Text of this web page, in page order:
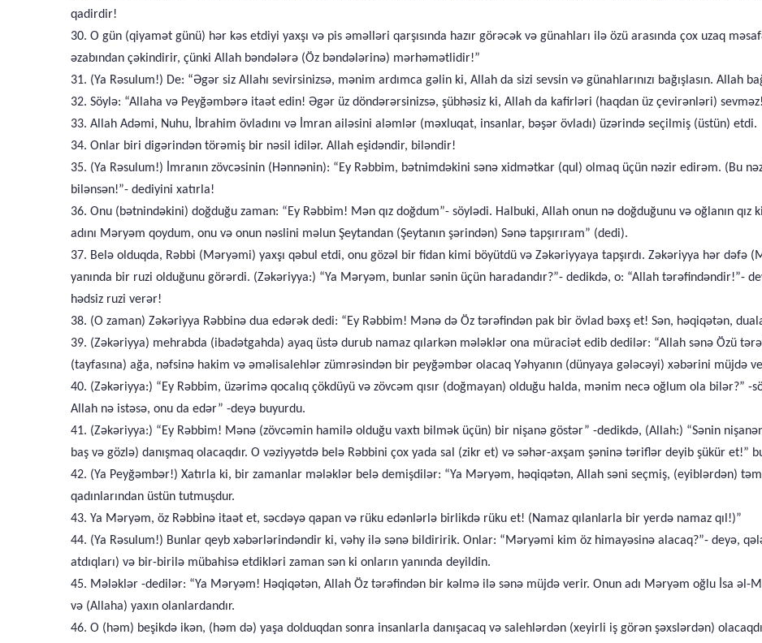
qadirdir!
30. O gün (qiyamət günü) hər kəs etdiyi yaxşı və pis əməlləri qarşısında hazır görəcək və günahları ilə özü arasında çox uzaq
əzabından çəkindirir, çünki Allah bəndələrə (Öz bəndələrinə) mərhəmətlidir!”
31. (Ya Rəsulum!) De: “Əgər siz Allahı sevirsinizsə, mənim ardımca gəlin ki, Allah da sizi sevsin və günahlarınızı bağışlasın. Allah
32. Söylə: “Allaha və Peyğəmbərə itaət edin! Əgər üz döndərərsinizsə, şübhəsiz ki, Allah da kafirləri (haqdan üz çevirənləri)
33. Allah Adəmi, Nuhu, İbrahim övladını və İmran ailəsini aləmlər (məxluqat, insanlar, bəşər övladı) üzərində seçilmiş (üstün) etdi.
34. Onlar biri digərindən törəmiş bir nəsil idilər. Allah eşidəndir, biləndir!
35. (Ya Rəsulum!) İmranın zövcəsinin (Hənnənin): “Ey Rəbbim, bətnimdəkini sənə xidmətkar (qul) olmaq üçün nəzir edirəm. (Bu
bilənsən!”- dediyini xatırla!
36. Onu (bətnindəkini) doğduğu zaman: “Ey Rəbbim! Mən qız doğdum”- söylədi. Halbuki, Allah onun nə doğduğunu və oğlanın qız
adını Məryəm qoydum, onu və onun nəslini məlun Şeytandan (Şeytanın şərindən) Sənə tapşırıram” (dedi).
37. Belə olduqda, Rəbbi (Məryəmi) yaxşı qəbul etdi, onu gözəl bir fidan kimi böyütdü və Zəkəriyyaya tapşırdı. Zəkəriyya hər
yanında bir ruzi olduğunu görərdi. (Zəkəriyya:) “Ya Məryəm, bunlar sənin üçün haradandır?”- dedikdə, o: “Allah tərəfindəndir!”-
hədsiz ruzi verər!
38. (O zaman) Zəkəriyya Rəbbinə dua edərək dedi: “Ey Rəbbim! Mənə də Öz tərəfindən pak bir övlad bəxş et! Sən, həqiqətən,
39. (Zəkəriyya) mehrabda (ibadətgahda) ayaq üstə durub namaz qılarkən mələklər ona müraciət edib dedilər: “Allah sənə Özü
(tayfasına) ağa, nəfsinə hakim və əməlisalehlər zümrəsindən bir peyğəmbər olacaq Yəhyanın (dünyaya gələcəyi) xəbərini müjdə
40. (Zəkəriyya:) “Ey Rəbbim, üzərimə qocalıq çökdüyü və zövcəm qısır (doğmayan) olduğu halda, mənim necə oğlum ola bilər?”
Allah nə istəsə, onu da edər” -deyə buyurdu.
41. (Zəkəriyya:) “Ey Rəbbim! Mənə (zövcəmin hamilə olduğu vaxtı bilmək üçün) bir nişanə göstər” -dedikdə, (Allah:) “Sənin
baş və gözlə) danışmaq olacaqdır. O vəziyyətdə belə Rəbbini çox yada sal (zikr et) və səhər-axşam şəninə təriflər deyib şükür et!”
42. (Ya Peyğəmbər!) Xatırla ki, bir zamanlar mələklər belə demişdilər: “Ya Məryəm, həqiqətən, Allah səni seçmiş, (eyiblərdən)
qadınlarından üstün tutmuşdur.
43. Ya Məryəm, öz Rəbbinə itaət et, səcdəyə qapan və rüku edənlərlə birlikdə rüku et! (Namaz qılanlarla bir yerdə namaz qıl!)”
44. (Ya Rəsulum!) Bunlar qeyb xəbərlərindəndir ki, vəhy ilə sənə bildiririk. Onlar: “Məryəmi kim öz himayəsinə alacaq?”- deyə,
atdıqları) və bir-birilə mübahisə etdikləri zaman sən ki onların yanında deyildin.
45. Mələklər -dedilər: “Ya Məryəm! Həqiqətən, Allah Öz tərəfindən bir kəlmə ilə sənə müjdə verir. Onun adı Məryəm oğlu İsa əl-
və (Allaha) yaxın olanlardandır.
46. O (həm) beşikdə ikən, (həm də) yaşa dolduqdan sonra insanlarla danışacaq və salehlərdən (xeyirli iş görən şəxslərdən)